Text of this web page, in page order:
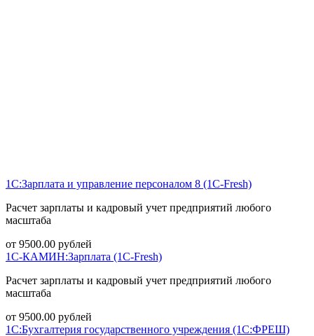
1С:Зарплата и управление персоналом 8 (1С-Fresh)
Расчет зарплаты и кадровый учет предприятий любого
масштаба
от 9500.00 рублей
1С-КАМИН:Зарплата (1С-Fresh)
Расчет зарплаты и кадровый учет предприятий любого
масштаба
от 9500.00 рублей
1С:Бухгалтерия государственного учреждения (1С:ФРЕШ)